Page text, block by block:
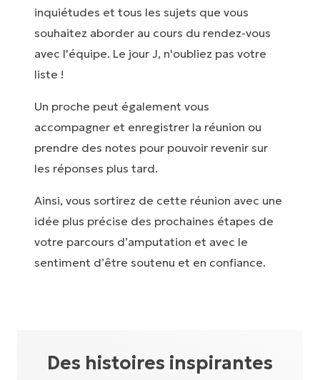
inquiétudes et tous les sujets que vous
souhaitez aborder au cours du rendez-vous
avec l'équipe. Le jour J, n'oubliez pas votre
liste !
Un proche peut également vous
accompagner et enregistrer la réunion ou
prendre des notes pour pouvoir revenir sur
les réponses plus tard.
Ainsi, vous sortirez de cette réunion avec une
idée plus précise des prochaines étapes de
votre parcours d’amputation et avec le
sentiment d’être soutenu et en confiance.
Des histoires inspirantes